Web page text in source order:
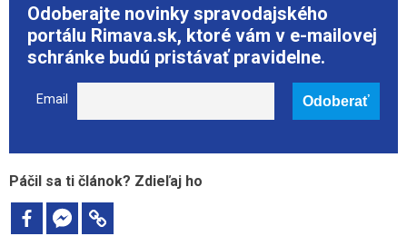
Odoberajte novinky spravodajského
portálu Rimava.sk, ktoré vám v e-mailovej
schránke budú pristávať pravidelne.
Email
Páčil sa ti článok? Zdieľaj ho